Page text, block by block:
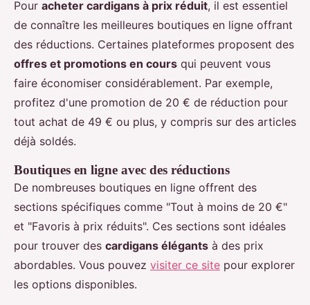
Pour acheter cardigans à prix réduit, il est essentiel
de connaître les meilleures boutiques en ligne offrant
des réductions. Certaines plateformes proposent des
offres et promotions en cours qui peuvent vous
faire économiser considérablement. Par exemple,
profitez d'une promotion de 20 € de réduction pour
tout achat de 49 € ou plus, y compris sur des articles
déjà soldés.
Boutiques en ligne avec des réductions
De nombreuses boutiques en ligne offrent des
sections spécifiques comme "Tout à moins de 20 €"
et "Favoris à prix réduits". Ces sections sont idéales
pour trouver des cardigans élégants à des prix
abordables. Vous pouvez visiter ce site pour explorer
les options disponibles.